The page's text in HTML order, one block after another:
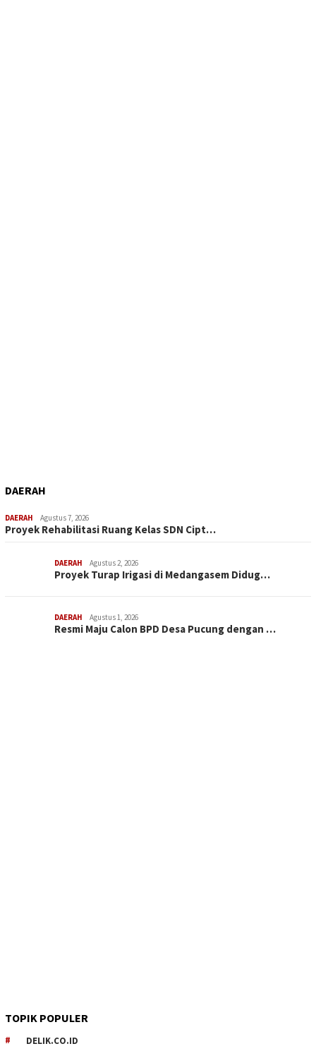
DAERAH
DAERAH Agustus 7, 2026
Proyek Rehabilitasi Ruang Kelas SDN Cipt…
DAERAH Agustus 2, 2026
Proyek Turap Irigasi di Medangasem Didug…
DAERAH Agustus 1, 2026
Resmi Maju Calon BPD Desa Pucung dengan …
TOPIK POPULER
DELIK.CO.ID